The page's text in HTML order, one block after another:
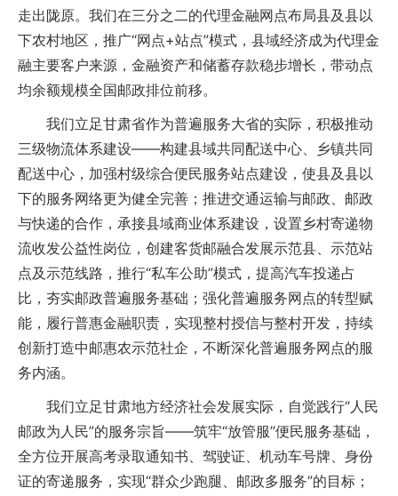
走出陇原。我们在三分之二的代理金融网点布局县及县以
下农村地区，推广“网点+站点”模式，县域经济成为代理金
融主要客户来源，金融资产和储蓄存款稳步增长，带动点
均余额规模全国邮政排位前移。
我们立足甘肃省作为普遍服务大省的实际，积极推动
三级物流体系建设——构建县域共同配送中心、乡镇共同
配送中心，加强村级综合便民服务站点建设，使县及县以
下的服务网络更为健全完善；推进交通运输与邮政、邮政
与快递的合作，承接县域商业体系建设，设置乡村寄递物
流收发公益性岗位，创建客货邮融合发展示范县、示范站
点及示范线路，推行“私车公助”模式，提高汽车投递占
比，夯实邮政普遍服务基础；强化普遍服务网点的转型赋
能，履行普惠金融职责，实现整村授信与整村开发，持续
创新打造中邮惠农示范社企，不断深化普遍服务网点的服
务内涵。
我们立足甘肃地方经济社会发展实际，自觉践行“人民
邮政为人民”的服务宗旨——筑牢“放管服”便民服务基础，
全方位开展高考录取通知书、驾驶证、机动车号牌、身份
证的寄递服务，实现“群众少跑腿、邮政多服务”的目标；